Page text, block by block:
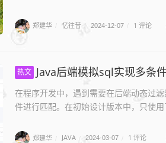
郑建华 忆往昔 2024-12-07 1 评论
热文 Java后端模拟sql实现多条
在程序开发中，遇到需要在后端动态过
件进行匹配。在初始设计版本中，只使
郑建华 JAVA 2024-03-07 1 评论